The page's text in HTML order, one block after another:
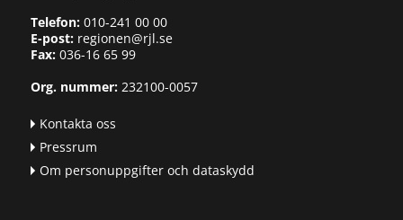
Telefon:010-241 00 00
E-post:regionen@rjl.se
Fax: 036-16 65 99
Org. nummer:232100-0057
Kontakta oss
Pressrum
Om personuppgifter och dataskydd